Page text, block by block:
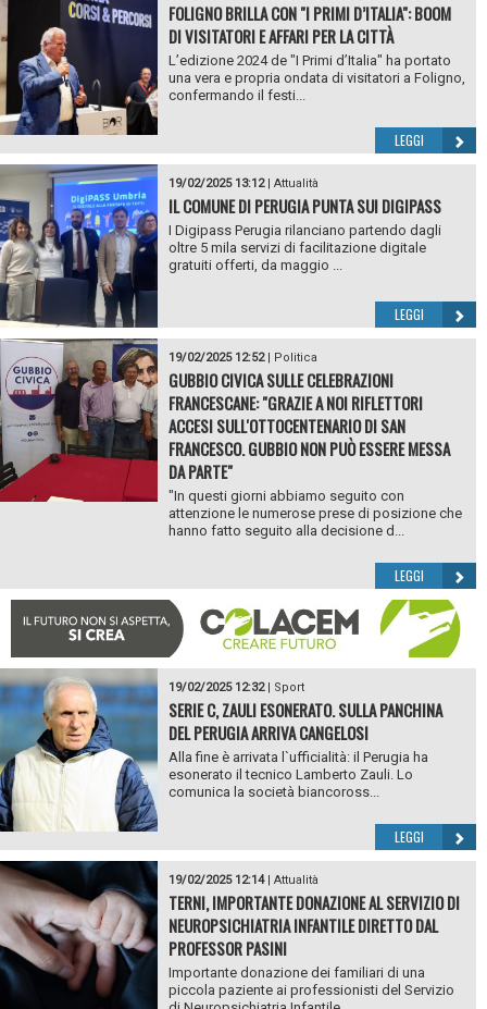
FOLIGNO BRILLA CON "I PRIMI D’ITALIA": BOOM
DI VISITATORI E AFFARI PER LA CITTÀ
L’edizione 2024 de "I Primi d’Italia" ha portato
una vera e propria ondata di visitatori a Foligno,
confermando il festi...
LEGGI
19/02/2025 13:12| Attualità
IL COMUNE DI PERUGIA PUNTA SUI DIGIPASS
I Digipass Perugia rilanciano partendo dagli
oltre 5 mila servizi di facilitazione digitale
gratuiti offerti, da maggio ...
LEGGI
19/02/2025 12:52| Politica
GUBBIO CIVICA SULLE CELEBRAZIONI
FRANCESCANE: "GRAZIE A NOI RIFLETTORI
ACCESI SULL'OTTOCENTENARIO DI SAN
FRANCESCO. GUBBIO NON PUÒ ESSERE MESSA
DA PARTE"
"In questi giorni abbiamo seguito con
attenzione le numerose prese di posizione che
hanno fatto seguito alla decisione d...
LEGGI
19/02/2025 12:32| Sport
SERIE C, ZAULI ESONERATO. SULLA PANCHINA
DEL PERUGIA ARRIVA CANGELOSI
Alla fine è arrivata l`ufficialità: il Perugia ha
esonerato il tecnico Lamberto Zauli. Lo
comunica la società biancoross...
LEGGI
19/02/2025 12:14| Attualità
TERNI, IMPORTANTE DONAZIONE AL SERVIZIO DI
NEUROPSICHIATRIA INFANTILE DIRETTO DAL
PROFESSOR PASINI
Importante donazione dei familiari di una
piccola paziente ai professionisti del Servizio